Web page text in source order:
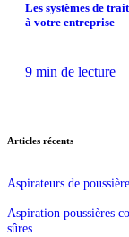
Les systèmes de
à votre entreprise
9 min de lecture
Articles récents
Aspirateurs de
Aspiration poussières
sûres